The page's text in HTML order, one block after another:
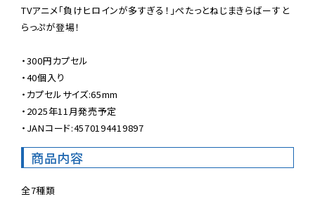
TVアニメ「負けヒロインが多すぎる！」ぺたっとねじまきらばーすと
らっぷが登場！
・300円カプセル
・40個入り
・カプセルサイズ:65mm
・2025年11月発売予定
・JANコード:4570194419897
商品内容
全7種類